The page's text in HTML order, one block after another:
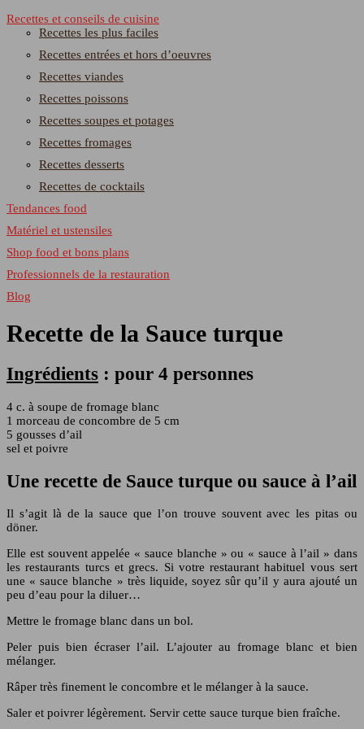
Recettes et conseils de cuisine
Recettes les plus faciles
Recettes entrées et hors d’oeuvres
Recettes viandes
Recettes poissons
Recettes soupes et potages
Recettes fromages
Recettes desserts
Recettes de cocktails
Tendances food
Matériel et ustensiles
Shop food et bons plans
Professionnels de la restauration
Blog
Recette de la Sauce turque
Ingrédients : pour 4 personnes
4 c. à soupe de fromage blanc
1 morceau de concombre de 5 cm
5 gousses d’ail
sel et poivre
Une recette de Sauce turque ou sauce à l’ail
Il s’agit là de la sauce que l’on trouve souvent avec les pitas ou
döner.
Elle est souvent appelée « sauce blanche » ou « sauce à l’ail » dans
les restaurants turcs et grecs. Si votre restaurant habituel vous sert
une « sauce blanche » très liquide, soyez sûr qu’il y aura ajouté un
peu d’eau pour la diluer…
Mettre le fromage blanc dans un bol.
Peler puis bien écraser l’ail. L’ajouter au fromage blanc et bien
mélanger.
Râper très finement le concombre et le mélanger à la sauce.
Saler et poivrer légèrement. Servir cette sauce turque bien fraîche.